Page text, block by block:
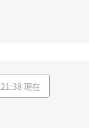
21:38 現在